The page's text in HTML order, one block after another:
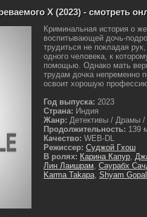
X (2023) - смотреть
Криминальная история о
воспитывающей дочь-
трудиться не покладая
одного человека, к
помощью. Однако мать
трудам дочка непременно
освоит хорошую
Год выпуска: 2023
Страна: Индия
Жанр: Детективы / Драмы
Продолжительность: 139
Качество: WEB-DL
Режиссер: Суджой Гхош
В ролях: Карина Капур,
Лин Лаишрам, Саурабх
Karma Takapa, Shyam Gopal